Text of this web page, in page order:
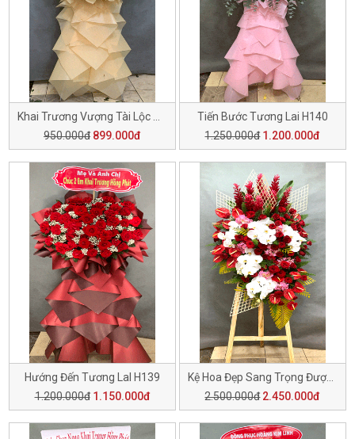
Khai Trương Vượng Tài Lộc H141
950.000đ 899.000đ
Tiến Bước Tương Lai H140
1.250.000đ 1.200.000đ
Hướng Đến Tương LaI H139
1.200.000đ 1.150.000đ
Kệ Hoa Đẹp Sang Trọng Được Lựa Chọn H138
2.500.000đ 2.450.000đ